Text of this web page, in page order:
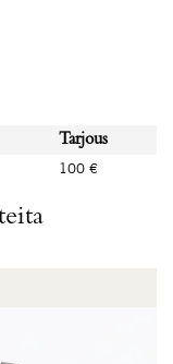
Tarjous
100 €